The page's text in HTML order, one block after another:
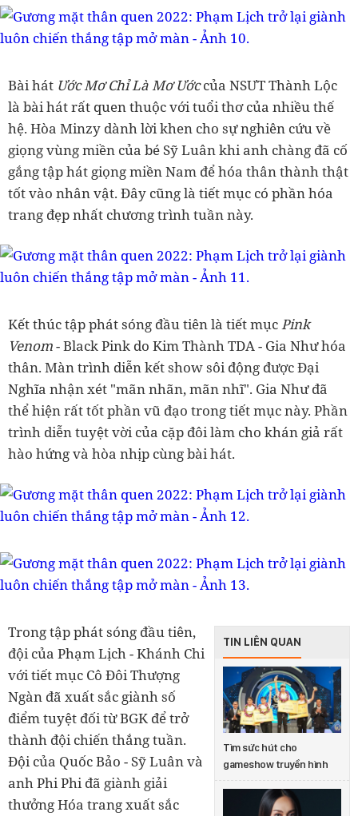
Bài hát Ước Mơ Chỉ Là Mơ Ướccủa NSƯT Thành Lộc
là bài hát rất quen thuộc với tuổi thơ của nhiều thế
hệ. Hòa Minzy dành lời khen cho sự nghiên cứu về
giọng vùng miền của bé Sỹ Luân khi anh chàng đã cố
gắng tập hát giọng miền Nam để hóa thân thành thật
tốt vào nhân vật. Đây cũng là tiết mục có phần hóa
trang đẹp nhất chương trình tuần này.
Kết thúc tập phát sóng đầu tiên là tiết mụcPink
Venom- Black Pink do Kim Thành TDA - Gia Như hóa
thân. Màn trình diễn kết show sôi động được Đại
Nghĩa nhận xét "mãn nhãn, mãn nhĩ". Gia Như đã
thể hiện rất tốt phần vũ đạo trong tiết mục này. Phần
trình diễn tuyệt vời của cặp đôi làm cho khán giả rất
hào hứng và hòa nhịp cùng bài hát.
TIN LIÊN QUAN
Tìm sức hút cho
gameshow truyền hình
Trong tập phát sóng đầu tiên,
đội của Phạm Lịch - Khánh Chi
với tiết mục Cô Đôi Thượng
Ngàn đã xuất sắc giành số
điểm tuyệt đối từ BGK để trở
thành đội chiến thắng tuần.
Đội của Quốc Bảo - Sỹ Luân và
anh Phi Phi đã giành giải
thưởng Hóa trang xuất sắc